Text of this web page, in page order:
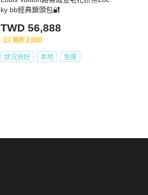
ky bb經典鎖頭包🔐
TWD 56,888
現折 2,000
狀況良好 本地 免運